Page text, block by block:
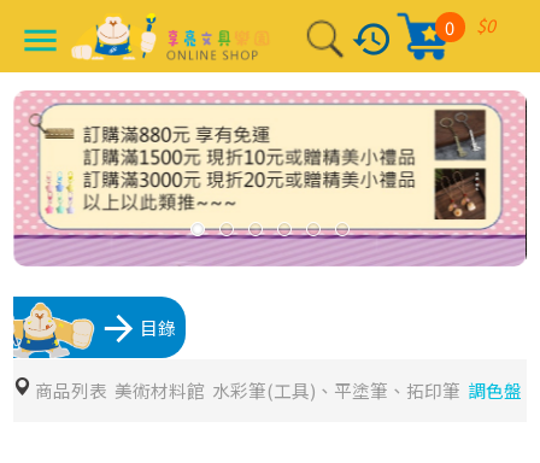
menu history $0
0
arrow_forward 目錄
商品列表 美術材料館 水彩筆(工具)、平塗筆、拓印筆 調色盤